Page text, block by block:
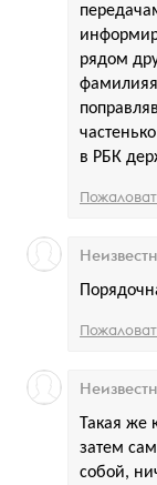
рядом
в РБК
Такая же
затем
собой,